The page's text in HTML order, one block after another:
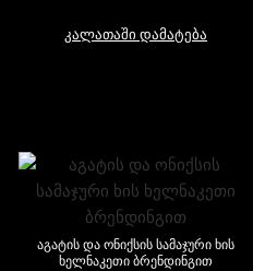
კალათაში დამატება
აგატის და ონიქსის სამაჯური ხის
ხელნაკეთი ბრენდინგით